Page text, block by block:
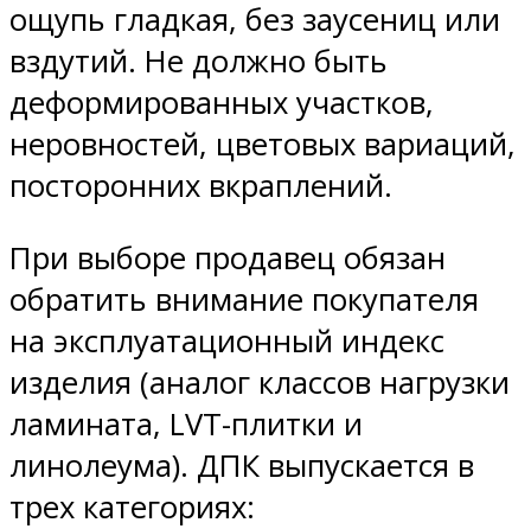
ощупь гладкая, без заусениц или
вздутий. Не должно быть
деформированных участков,
неровностей, цветовых вариаций,
посторонних вкраплений.
При выборе продавец обязан
обратить внимание покупателя
на эксплуатационный индекс
изделия (аналог классов нагрузки
ламината, LVT-плитки и
линолеума). ДПК выпускается в
трех категориях: